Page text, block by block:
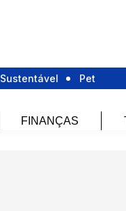
Sustentável Pet
FINANÇAS